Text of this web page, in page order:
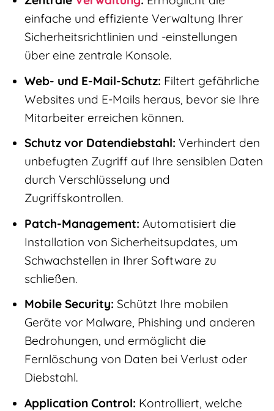
einfache und effiziente Verwaltung Ihrer
Sicherheitsrichtlinien und -einstellungen
über eine zentrale Konsole.
Web- und E-Mail-Schutz: Filtert gefährliche
Websites und E-Mails heraus, bevor sie Ihre
Mitarbeiter erreichen können.
Schutz vor Datendiebstahl: Verhindert den
unbefugten Zugriff auf Ihre sensiblen Daten
durch Verschlüsselung und
Zugriffskontrollen.
Patch-Management: Automatisiert die
Installation von Sicherheitsupdates, um
Schwachstellen in Ihrer Software zu
schließen.
Mobile Security: Schützt Ihre mobilen
Geräte vor Malware, Phishing und anderen
Bedrohungen, und ermöglicht die
Fernlöschung von Daten bei Verlust oder
Diebstahl.
Application Control: Kontrolliert, welche